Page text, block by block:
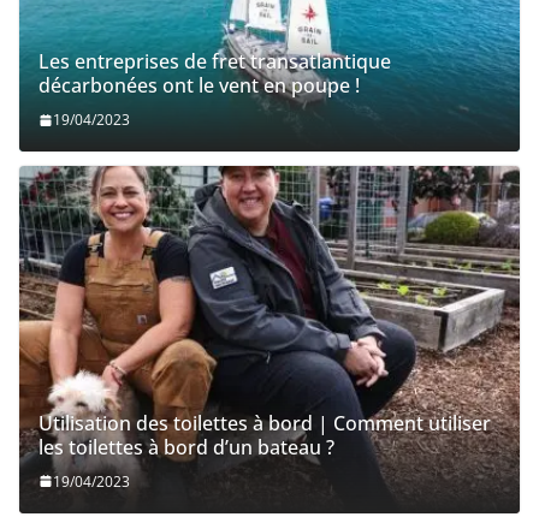
Les entreprises de fret transatlantique
décarbonées ont le vent en poupe !
19/04/2023
Utilisation des toilettes à bord | Comment utiliser
les toilettes à bord d’un bateau ?
19/04/2023